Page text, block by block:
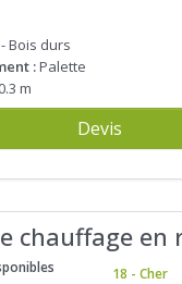
Bois durs
:Palette
0.3 m
Devis
chauffage en
18 - Cher